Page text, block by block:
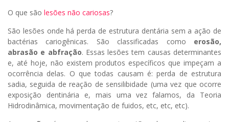
O que são lesões não cariosas?
São lesões onde há perda de estrutura dentária sem a ação de
bactérias cariogênicas. São classificadas como erosão,
abrasão e abfração. Essas lesões tem causas determinantes
e, até hoje, não existem produtos específicos que impeçam a
ocorrência delas. O que todas causam é: perda de estrutura
sadia, seguida de reação de sensilibidade (uma vez que ocorre
exposição dentinária e, mais uma vez falamos, da Teoria
Hidrodinâmica, movimentação de fuidos, etc, etc, etc).